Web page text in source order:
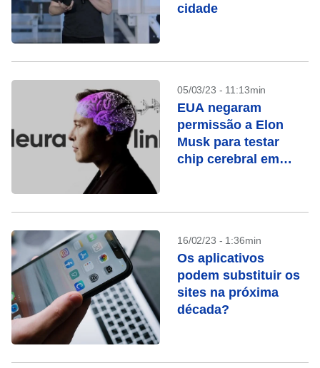
cidade
05/03/23 - 11:13min
EUA negaram
permissão a Elon
Musk para testar
chip cerebral em
16/02/23 - 1:36min
Os aplicativos
podem substituir os
sites na próxima
década?